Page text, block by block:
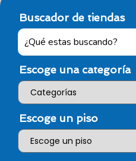
Buscador de tiendas
Escoge una categoría
Escoge un piso